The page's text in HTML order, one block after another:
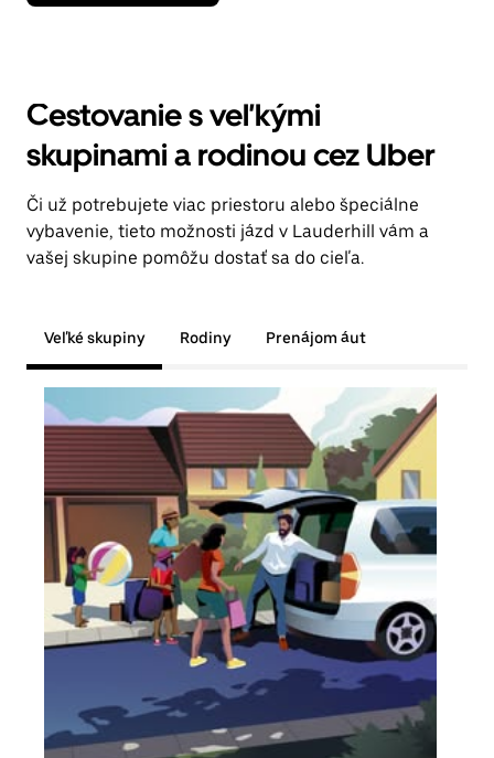
Cestovanie s veľkými
skupinami a rodinou cez Uber
Či už potrebujete viac priestoru alebo špeciálne
vybavenie, tieto možnosti jázd v Lauderhill vám a
vašej skupine pomôžu dostať sa do cieľa.
Veľké skupiny Rodiny Prenájom áut